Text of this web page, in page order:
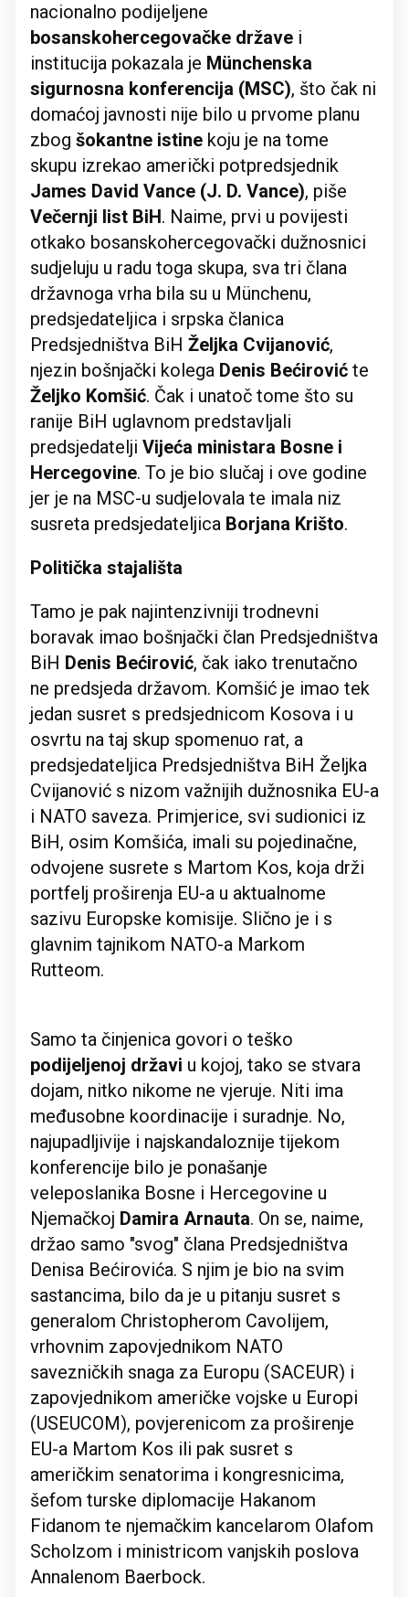
nacionalno podijeljene
bosanskohercegovačke države i
institucija pokazala je Münchenska
sigurnosna konferencija (MSC), što čak ni
domaćoj javnosti nije bilo u prvome planu
zbog šokantne istine koju je na tome
skupu izrekao američki potpredsjednik
James David Vance (J. D. Vance), piše
Večernji list BiH. Naime, prvi u povijesti
otkako bosanskohercegovački dužnosnici
sudjeluju u radu toga skupa, sva tri člana
državnoga vrha bila su u Münchenu,
predsjedateljica i srpska članica
Predsjedništva BiH Željka Cvijanović,
njezin bošnjački kolega Denis Bećirović te
Željko Komšić. Čak i unatoč tome što su
ranije BiH uglavnom predstavljali
predsjedatelji Vijeća ministara Bosne i
Hercegovine. To je bio slučaj i ove godine
jer je na MSC-u sudjelovala te imala niz
susreta predsjedateljica Borjana Krišto.
Politička stajališta
Tamo je pak najintenzivniji trodnevni
boravak imao bošnjački član Predsjedništva
BiH Denis Bećirović, čak iako trenutačno
ne predsjeda državom. Komšić je imao tek
jedan susret s predsjednicom Kosova i u
osvrtu na taj skup spomenuo rat, a
predsjedateljica Predsjedništva BiH Željka
Cvijanović s nizom važnijih dužnosnika EU-a
i NATO saveza. Primjerice, svi sudionici iz
BiH, osim Komšića, imali su pojedinačne,
odvojene susrete s Martom Kos, koja drži
portfelj proširenja EU-a u aktualnome
sazivu Europske komisije. Slično je i s
glavnim tajnikom NATO-a Markom
Rutteom.
Samo ta činjenica govori o teško
podijeljenoj državi u kojoj, tako se stvara
dojam, nitko nikome ne vjeruje. Niti ima
međusobne koordinacije i suradnje. No,
najupadljivije i najskandaloznije tijekom
konferencije bilo je ponašanje
veleposlanika Bosne i Hercegovine u
Njemačkoj Damira Arnauta. On se, naime,
držao samo "svog" člana Predsjedništva
Denisa Bećirovića. S njim je bio na svim
sastancima, bilo da je u pitanju susret s
generalom Christopherom Cavolijem,
vrhovnim zapovjednikom NATO
savezničkih snaga za Europu (SACEUR) i
zapovjednikom američke vojske u Europi
(USEUCOM), povjerenicom za proširenje
EU-a Martom Kos ili pak susret s
američkim senatorima i kongresnicima,
šefom turske diplomacije Hakanom
Fidanom te njemačkim kancelarom Olafom
Scholzom i ministricom vanjskih poslova
Annalenom Baerbock.